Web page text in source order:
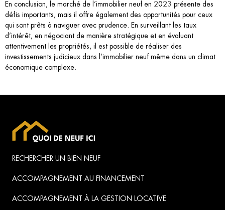
En conclusion, le marché de l’immobilier neuf en 2023 présente des
défis importants, mais il offre également des opportunités pour ceux
qui sont prêts à naviguer avec prudence. En surveillant les taux
d’intérêt, en négociant de manière stratégique et en évaluant
attentivement les propriétés, il est possible de réaliser des
investissements judicieux dans l’immobilier neuf même dans un climat
économique complexe.
RECHERCHER UN BIEN NEUF
ACCOMPAGNEMENT AU FINANCEMENT
ACCOMPAGNEMENT À LA GESTION LOCATIVE